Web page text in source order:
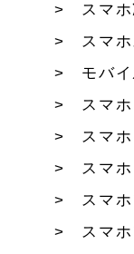
スマ
スマ
モバ
スマ
スマ
スマ
スマ
スマ